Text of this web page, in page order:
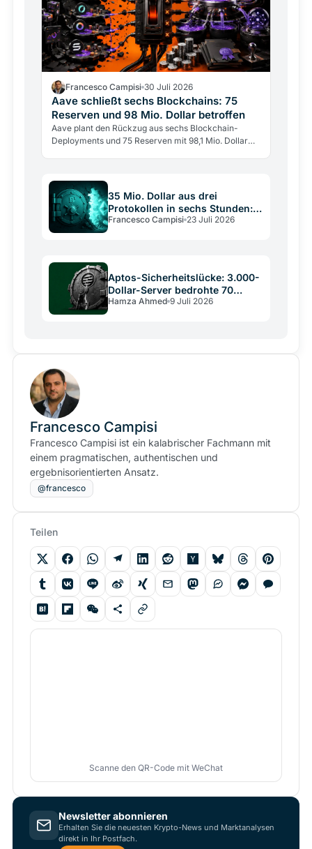
Francesco Campisi 30 Juli 2026
Aave schließt sechs Blockchains: 75
Reserven und 98 Mio. Dollar betroffen
Aave plant den Rückzug aus sechs Blockchain-
Deployments und 75 Reserven mit 98,1 Mio. Dollar
35 Mio. Dollar aus drei
Protokollen in sechs Stunden:
Kryptografie blieb intakt
Francesco Campisi 23 Juli 2026
Aptos-Sicherheitslücke: 3.000-
Dollar-Server bedrohte 70
Milliarden
Hamza Ahmed 9 Juli 2026
Francesco Campisi
Francesco Campisi ist ein kalabrischer Fachmann mit
einem pragmatischen, authentischen und
ergebnisorientierten Ansatz.
@francesco
Teilen
Scanne den QR-Code mit WeChat
Newsletter abonnieren
Erhalten Sie die neuesten Krypto-News und Marktanalysen
direkt in Ihr Postfach.